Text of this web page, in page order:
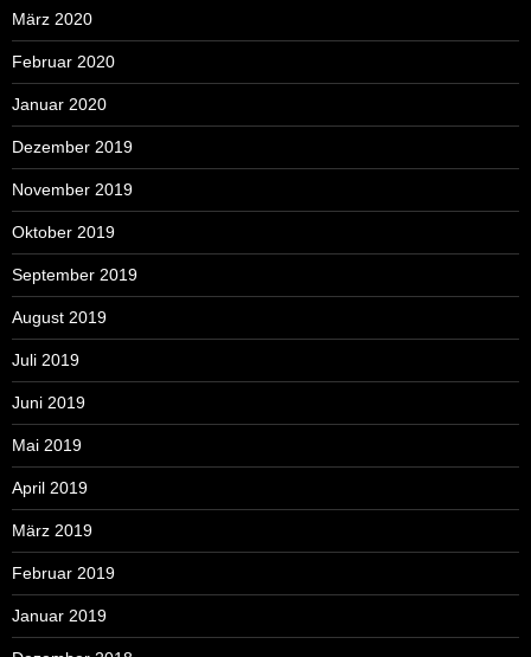
März 2020
Februar 2020
Januar 2020
Dezember 2019
November 2019
Oktober 2019
September 2019
August 2019
Juli 2019
Juni 2019
Mai 2019
April 2019
März 2019
Februar 2019
Januar 2019